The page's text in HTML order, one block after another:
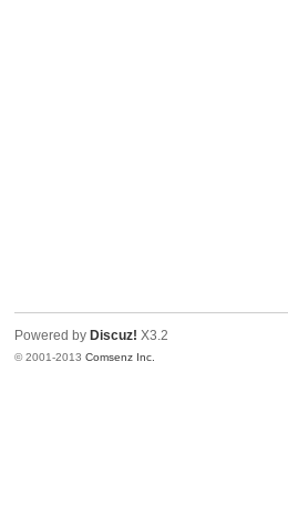
Powered by Discuz! X3.2
© 2001-2013Comsenz Inc.